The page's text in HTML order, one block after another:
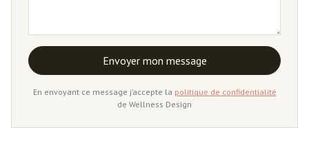
En envoyant ce message j’accepte la politique de confidentialité
de Wellness Design